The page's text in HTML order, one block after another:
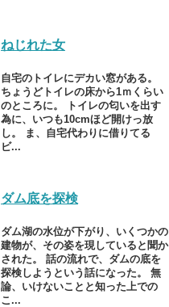
ねじれた女
自宅のトイレにデカい窓がある。
ちょうどトイレの床から1ｍくらい
のところに。 トイレの匂いを出す
為に、いつも10cmほど開けっ放
し。 ま、自宅代わりに借りてる
ビ...
ダム底を探検
ダム湖の水位が下がり、いくつかの
建物が、その姿を現していると聞か
された。 話の流れで、ダムの底を
探検しようという話になった。 無
論、いけないことと知った上での
こ...